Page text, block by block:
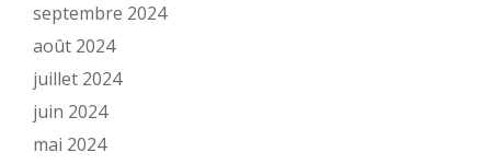
septembre 2024
août 2024
juillet 2024
juin 2024
mai 2024